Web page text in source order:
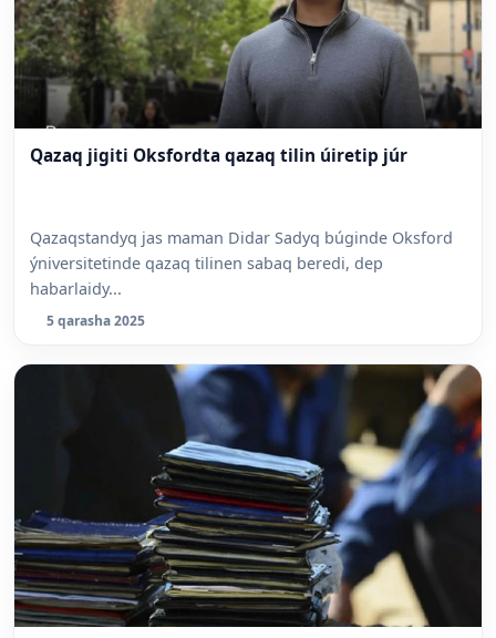
Qazaq jigiti Oksfordta qazaq tilin úiretip júr
Qazaqstandyq jas maman Didar Sadyq búginde Oksford
ýniversitetinde qazaq tilinen sabaq beredi, dep
habarlaidy...
5 qarasha 2025